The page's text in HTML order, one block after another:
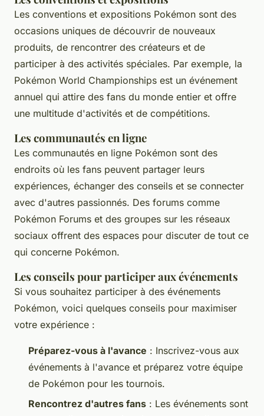
Les conventions et expositions Pokémon sont des
occasions uniques de découvrir de nouveaux
produits, de rencontrer des créateurs et de
participer à des activités spéciales. Par exemple, la
Pokémon World Championships est un événement
annuel qui attire des fans du monde entier et offre
une multitude d'activités et de compétitions.
Les communautés en ligne
Les communautés en ligne Pokémon sont des
endroits où les fans peuvent partager leurs
expériences, échanger des conseils et se connecter
avec d'autres passionnés. Des forums comme
Pokémon Forums et des groupes sur les réseaux
sociaux offrent des espaces pour discuter de tout ce
qui concerne Pokémon.
Les conseils pour participer aux événements
Si vous souhaitez participer à des événements
Pokémon, voici quelques conseils pour maximiser
votre expérience :
Préparez-vous à l'avance : Inscrivez-vous aux
événements à l'avance et préparez votre équipe
de Pokémon pour les tournois.
Rencontrez d'autres fans : Les événements sont